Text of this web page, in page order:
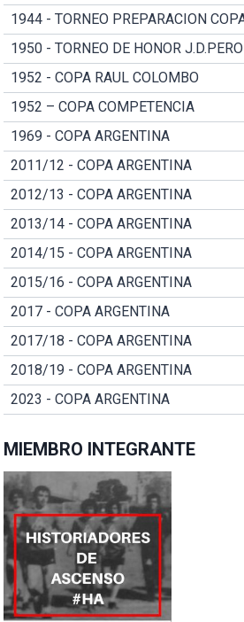
1944 - TORNEO PREPARACION
1950 - TORNEO DE HONOR
1952 - COPA RAUL COLOMBO
1952 – COPA COMPETENCIA
1969 - COPA ARGENTINA
2011/12 - COPA ARGENTINA
2012/13 - COPA ARGENTINA
2013/14 - COPA ARGENTINA
2014/15 - COPA ARGENTINA
2015/16 - COPA ARGENTINA
2017 - COPA ARGENTINA
2017/18 - COPA ARGENTINA
2018/19 - COPA ARGENTINA
2023 - COPA ARGENTINA
MIEMBRO INTEGRANTE